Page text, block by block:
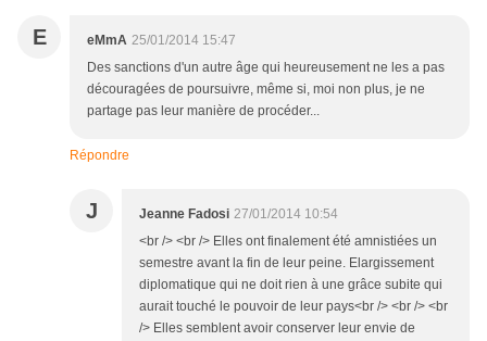
E eMmA 25/01/2014 15:47
Des sanctions d'un autre âge qui heureusement ne les a pas
découragées de poursuivre, même si, moi non plus, je ne
partage pas leur manière de procéder...
Répondre
J Jeanne Fadosi 27/01/2014 10:54
<br /> <br /> Elles ont finalement été amnistiées un
semestre avant la fin de leur peine. Elargissement
diplomatique qui ne doit rien à une grâce subite qui
aurait touché le pouvoir de leur pays<br /> <br /> <br
/> Elles semblent avoir conserver leur envie de